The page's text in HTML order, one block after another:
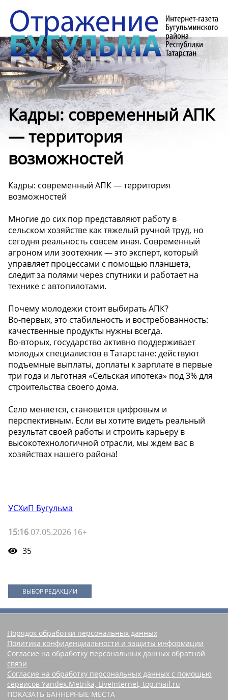
Кадры: современный АПК
— территория
возможностей
Кадры: современный АПК — территория
возможностей
Многие до сих пор представляют работу в
сельском хозяйстве как тяжелый ручной труд, но
сегодня реальность совсем иная. Современный
агроном или зоотехник — это эксперт, который
управляет процессами с помощью планшета,
следит за полями через спутники и работает на
технике с автопилотами.
Почему молодежи стоит выбирать АПК?
Во-первых, это стабильность и востребованность:
качественные продукты нужны всегда.
Во-вторых, государство активно поддерживает
молодых специалистов в Татарстане: действуют
подъемные выплаты, доплаты к зарплате в первые
три года и льготная «Сельская ипотека» под 3% для
строительства своего дома.
Село меняется, становится цифровым и
перспективным. Если вы хотите видеть реальный
результат своей работы и строить карьеру в
высокотехнологичной отрасли, мы ждем вас в
хозяйствах нашего района!
УСХиП Бугульма
15:16 07.05.2026 16+
35
ВЫБОР РЕДАКЦИИ
Порядок обработки персональных данных
Политика конфиденциальности и защиты информации
Согласие на обработку персональных данных обратной
связи
Согласие на обработку персональных данных с помощью
сервисов Yandex.Metrika, LiveInternet, top.mail.ru
ПОКАЗАТЬ БАННЕРНЫЕ МЕСТА